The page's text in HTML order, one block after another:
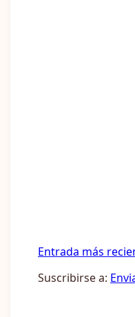
Entrada más
Suscribirse a: